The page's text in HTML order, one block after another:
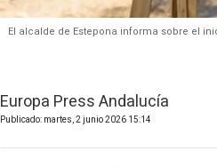
El alcalde de Estepona informa sobre el
Europa Press Andalucía
Publicado: martes, 2 junio 2026 15:14